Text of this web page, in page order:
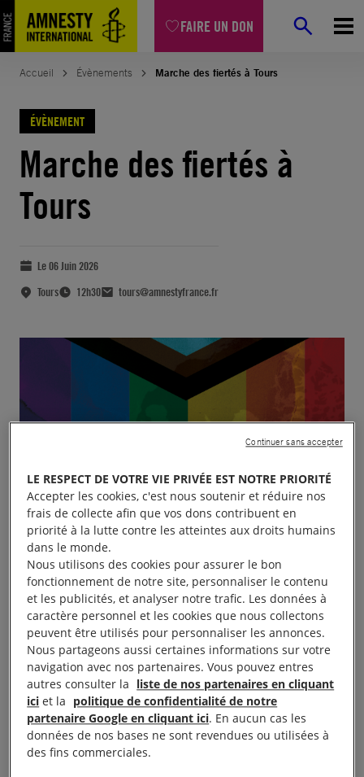
FAIRE UN DON
Accueil Évènements Marche des fiertés à Tours
ÉVÈNEMENT
Marche des fiertés à
Tours
Le 06 Juin 2026
Tours
12h30 tours@amnestyfrance.fr
Marche des fiertés et stand
LE RESPECT DE VOTRE VIE PRIVÉE EST NOTRE PRIORITÉ
Accepter les cookies, c'est nous soutenir et réduire nos
frais de collecte afin que vos dons contribuent en
priorité à la lutte contre les atteintes aux droits humains
dans le monde.
Nous utilisons des cookies pour assurer le bon
fonctionnement de notre site, personnaliser le contenu
et les publicités, et analyser notre trafic. Les données à
caractère personnel et les cookies que nous collectons
peuvent être utilisés pour personnaliser les annonces.
Nous partageons aussi certaines informations sur votre
navigation avec nos partenaires. Vous pouvez entres
autres consulter la liste de nos partenaires en cliquant
ici et la politique de confidentialité de notre
partenaire Google en cliquant ici. En aucun cas les
données de nos bases ne sont revendues ou utilisées à
des fins commerciales.
Continuer sans accepter